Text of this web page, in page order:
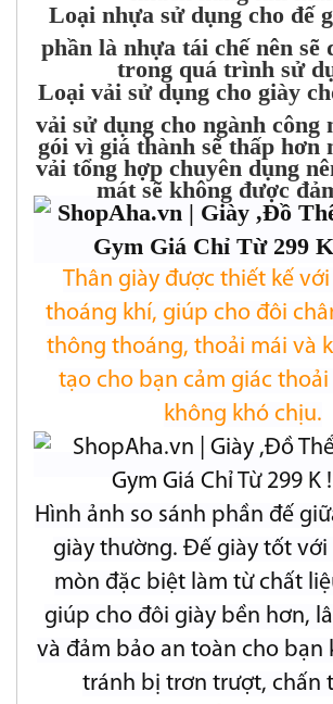
Loại nhựa sử dụng cho đế
phần là nhựa tái chế nên sẽ
trong quá trình sử
Loại vải sử dụng cho giày
vải sử dụng cho ngành công
gói vì giá thành sẽ thấp hơn
vải tổng hợp chuyên dụng
mát sẽ không được
Thân giày được thiết kế
thoáng khí, giúp cho đôi
thông thoáng, thoải mái và
tạo cho bạn cảm giác
không khó chịu.
Hình ảnh so sánh phần đế
giày thường. Đế giày tốt
mòn đặc biệt làm từ chất
giúp cho đôi giày bền hơn,
và đảm bảo an toàn cho bạn
tránh bị trơn trượt, chấn